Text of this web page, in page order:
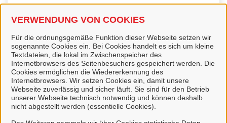
VERWENDUNG VON COOKIES
Für die ordnungsgemäße Funktion dieser Webseite setzen wir
sogenannte Cookies ein. Bei Cookies handelt es sich um kleine
Textdateien, die lokal im Zwischenspeicher des
Internetbrowsers des Seitenbesuchers gespeichert werden. Die
Cookies ermöglichen die Wiedererkennung des
Internetbrowsers. Wir setzen Cookies ein, damit unsere
Webseite zuverlässig und sicher läuft. Sie sind für den Betrieb
unserer Webseite technisch notwendig und können deshalb
nicht abgestellt werden (essentielle Cookies).
zur Bearbeitung übermitteln.
4. Kommunikation über unser Portal